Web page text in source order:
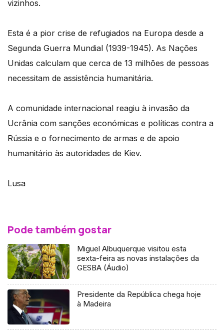
vizinhos.
Esta é a pior crise de refugiados na Europa desde a
Segunda Guerra Mundial (1939-1945). As Nações
Unidas calculam que cerca de 13 milhões de pessoas
necessitam de assistência humanitária.
A comunidade internacional reagiu à invasão da
Ucrânia com sanções económicas e políticas contra a
Rússia e o fornecimento de armas e de apoio
humanitário às autoridades de Kiev.
Lusa
Pode também gostar
Miguel Albuquerque visitou esta
sexta-feira as novas instalações da
GESBA (Áudio)
Presidente da República chega hoje
à Madeira